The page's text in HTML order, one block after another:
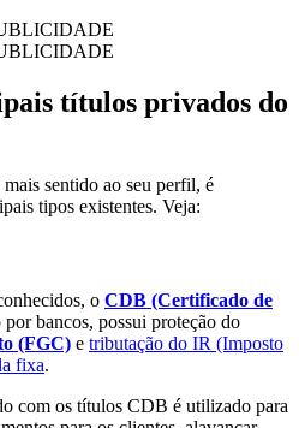
títulos privados do
sentido ao seu perfil, é
tipos existentes. Veja:
o CDB (Certificado de
bancos, possui proteção do
(FGC) e tributação do IR (Imposto
fixa.
com os títulos CDB é utilizado para